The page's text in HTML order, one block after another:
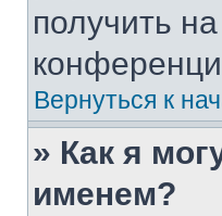
получить
Вернуться к
» Как я
именем?